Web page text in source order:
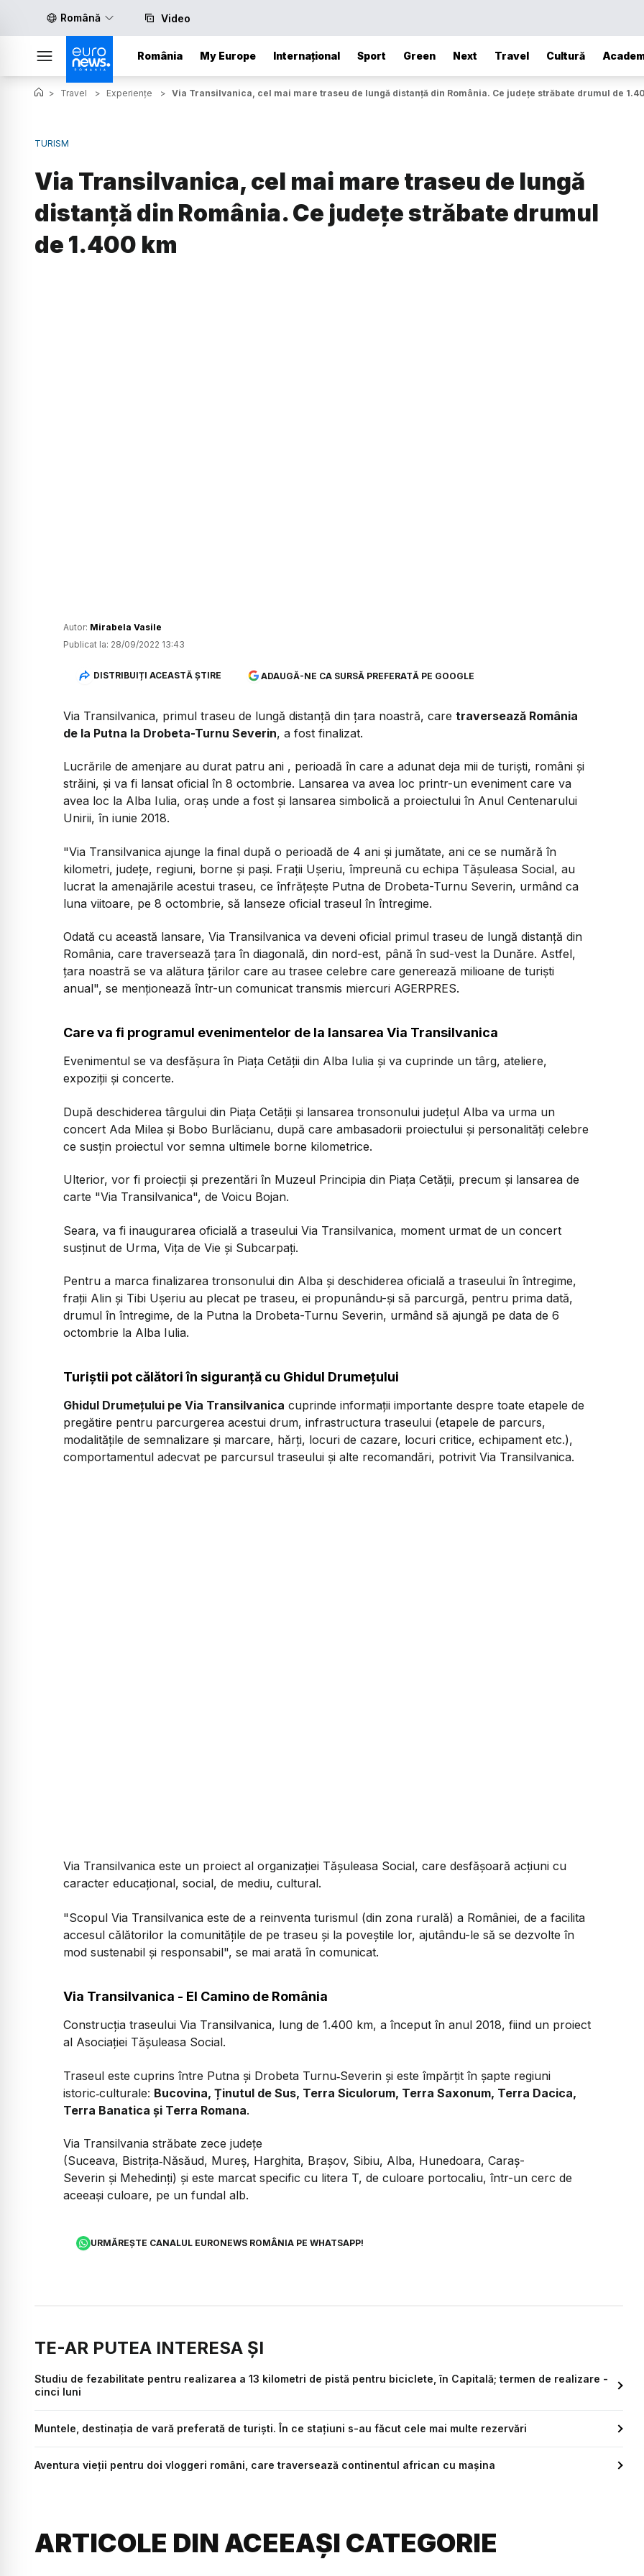
Română Video
România My Europe Internațional Sport Green Next Travel Cultură
> Travel > Experiențe > Via Transilvanica, cel mai mare traseu de lungă distanță din România. Ce județe străbate drumul de
TURISM
Via Transilvanica, cel mai mare traseu de lungă
distanță din România. Ce județe străbate drumul
de 1.400 km
Autor: Mirabela Vasile
Publicat la: 28/09/2022 13:43
DISTRIBUIȚI ACEASTĂ ȘTIRE ADAUGĂ-NE CA SURSĂ PREFERATĂ PE GOOGLE
Via Transilvanica, primul traseu de lungă distanţă din țara noastră, care traversează România
de la Putna la Drobeta-Turnu Severin, a fost finalizat.
Lucrările de amenjare au durat patru ani , perioadă în care a adunat deja mii de turişti, români şi
străini, şi va fi lansat oficial în 8 octombrie. Lansarea va avea loc printr-un eveniment care va
avea loc la Alba Iulia, oraş unde a fost şi lansarea simbolică a proiectului în Anul Centenarului
Unirii, în iunie 2018.
"Via Transilvanica ajunge la final după o perioadă de 4 ani şi jumătate, ani ce se numără în
kilometri, judeţe, regiuni, borne şi paşi. Fraţii Uşeriu, împreună cu echipa Tăşuleasa Social, au
lucrat la amenajările acestui traseu, ce înfrăţeşte Putna de Drobeta-Turnu Severin, urmând ca
luna viitoare, pe 8 octombrie, să lanseze oficial traseul în întregime.
Odată cu această lansare, Via Transilvanica va deveni oficial primul traseu de lungă distanţă din
România, care traversează ţara în diagonală, din nord-est, până în sud-vest la Dunăre. Astfel,
ţara noastră se va alătura ţărilor care au trasee celebre care generează milioane de turişti
anual", se menţionează într-un comunicat transmis miercuri AGERPRES.
Care va fi programul evenimentelor de la lansarea Via Transilvanica
Evenimentul se va desfăşura în Piaţa Cetăţii din Alba Iulia şi va cuprinde un târg, ateliere,
expoziţii şi concerte.
După deschiderea târgului din Piaţa Cetăţii şi lansarea tronsonului judeţul Alba va urma un
concert Ada Milea şi Bobo Burlăcianu, după care ambasadorii proiectului şi personalităţi celebre
ce susţin proiectul vor semna ultimele borne kilometrice.
Ulterior, vor fi proiecţii şi prezentări în Muzeul Principia din Piaţa Cetăţii, precum şi lansarea de
carte "Via Transilvanica", de Voicu Bojan.
Seara, va fi inaugurarea oficială a traseului Via Transilvanica, moment urmat de un concert
susţinut de Urma, Viţa de Vie şi Subcarpaţi.
Pentru a marca finalizarea tronsonului din Alba şi deschiderea oficială a traseului în întregime,
fraţii Alin şi Tibi Uşeriu au plecat pe traseu, ei propunându-şi să parcurgă, pentru prima dată,
drumul în întregime, de la Putna la Drobeta-Turnu Severin, urmând să ajungă pe data de 6
octombrie la Alba Iulia.
Turiștii pot călători în siguranță cu Ghidul Drumețului
Ghidul Drumețului pe Via Transilvanica cuprinde informații importante despre toate etapele de
pregătire pentru parcurgerea acestui drum, infrastructura traseului (etapele de parcurs,
modalitățile de semnalizare și marcare, hărți, locuri de cazare, locuri critice, echipament etc.),
comportamentul adecvat pe parcursul traseului și alte recomandări, potrivit Via Transilvanica.
Via Transilvanica este un proiect al organizaţiei Tăşuleasa Social, care desfăşoară acţiuni cu
caracter educaţional, social, de mediu, cultural.
"Scopul Via Transilvanica este de a reinventa turismul (din zona rurală) a României, de a facilita
accesul călătorilor la comunităţile de pe traseu şi la poveştile lor, ajutându-le să se dezvolte în
mod sustenabil şi responsabil", se mai arată în comunicat.
Via Transilvanica - El Camino de România
Construcția traseului Via Transilvanica, lung de 1.400 km, a început în anul 2018, fiind un proiect
al Asociației Tășuleasa Social.
Traseul este cuprins între Putna și Drobeta Turnu‑Severin și este împărțit în șapte regiuni
istoric‑culturale: Bucovina, Ținutul de Sus, Terra Siculorum, Terra Saxonum, Terra Dacica,
Terra Banatica și Terra Romana.
Via Transilvania străbate zece județe
(Suceava, Bistrița‑Năsăud, Mureș, Harghita, Brașov, Sibiu, Alba, Hunedoara, Caraș-
Severin și Mehedinți) și este marcat specific cu litera T, de culoare portocaliu, într-un cerc de
aceeași culoare, pe un fundal alb.
URMĂREȘTE CANALUL EURONEWS ROMÂNIA PE WHATSAPP!
TE-AR PUTEA INTERESA ȘI
Studiu de fezabilitate pentru realizarea a 13 kilometri de pistă pentru biciclete, în Capitală; termen de realizare -
cinci luni
Muntele, destinația de vară preferată de turiști. În ce stațiuni s-au făcut cele mai multe rezervări
Aventura vieții pentru doi vloggeri români, care traversează continentul african cu mașina
ARTICOLE DIN ACEEAȘI CATEGORIE